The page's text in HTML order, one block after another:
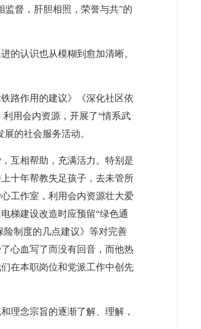
督，肝胆相照，荣誉与共”的
的认识也从模糊到愈加清晰。
路作用的建议》《深化社区依
用会内资源，开展了“情系武
的社会服务活动。
互相帮助，充满活力。特别是
十年帮教失足孩子，去未管所
工作室，利用会内资源壮大爱
梯建设改造时应预留“绿色通
险制度的几点建议》等对完善
心血写了而没有回音，而他热
在本职岗位和党派工作中创先
理念宗旨的逐渐了解、理解，